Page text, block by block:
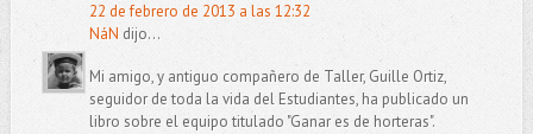
22 de febrero de 2013 a las 12:32
NáN dijo...
Mi amigo, y antiguo compañero de Taller, Guille Ortiz,
seguidor de toda la vida del Estudiantes, ha publicado un
libro sobre el equipo titulado "Ganar es de horteras".